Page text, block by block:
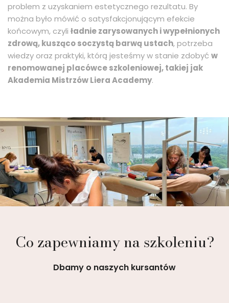
problem z uzyskaniem estetycznego rezultatu. By
można było mówić o satysfakcjonującym efekcie
końcowym, czyli ładnie zarysowanych i wypełnionych
zdrową, kusząco soczystą barwą ustach, potrzeba
wiedzy oraz praktyki, którą jesteśmy w stanie zdobyć w
renomowanej placówce szkoleniowej, takiej jak
Akademia Mistrzów Liera Academy.
Co zapewniamy na szkoleniu?
Dbamy o naszych kursantów